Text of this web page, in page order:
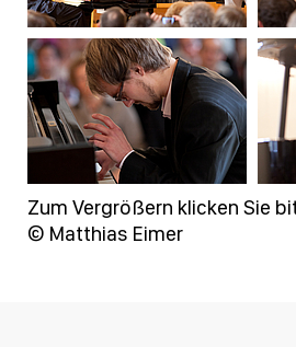
Zum Vergrößern klicken Sie
© Matthias Eimer